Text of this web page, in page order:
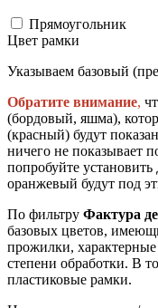
Прямоугольник
Цвет рамки
Указываем базовый
Обратите внимание,
(бордовый, яшма),
(красный) будут
ничего не показывает
попробуйте
оранжевый будут под
По фильтру Фактура
базовых цветов,
прожилки, характерные
степени обработки. В
пластиковые рамки.